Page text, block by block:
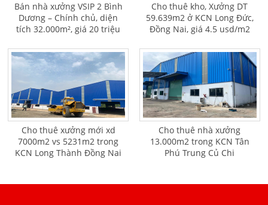
Bán nhà xưởng VSIP 2 Bình
Dương – Chính chủ, diện
tích 32.000m², giá 20 triệu
Cho thuê kho, Xưởng DT
59.639m2 ở KCN Long Đức,
Đồng Nai, giá 4.5 usd/m2
Cho thuê xưởng mới xd
7000m2 vs 5231m2 trong
KCN Long Thành Đồng Nai
Cho thuê nhà xưởng
13.000m2 trong KCN Tân
Phú Trung Củ Chi